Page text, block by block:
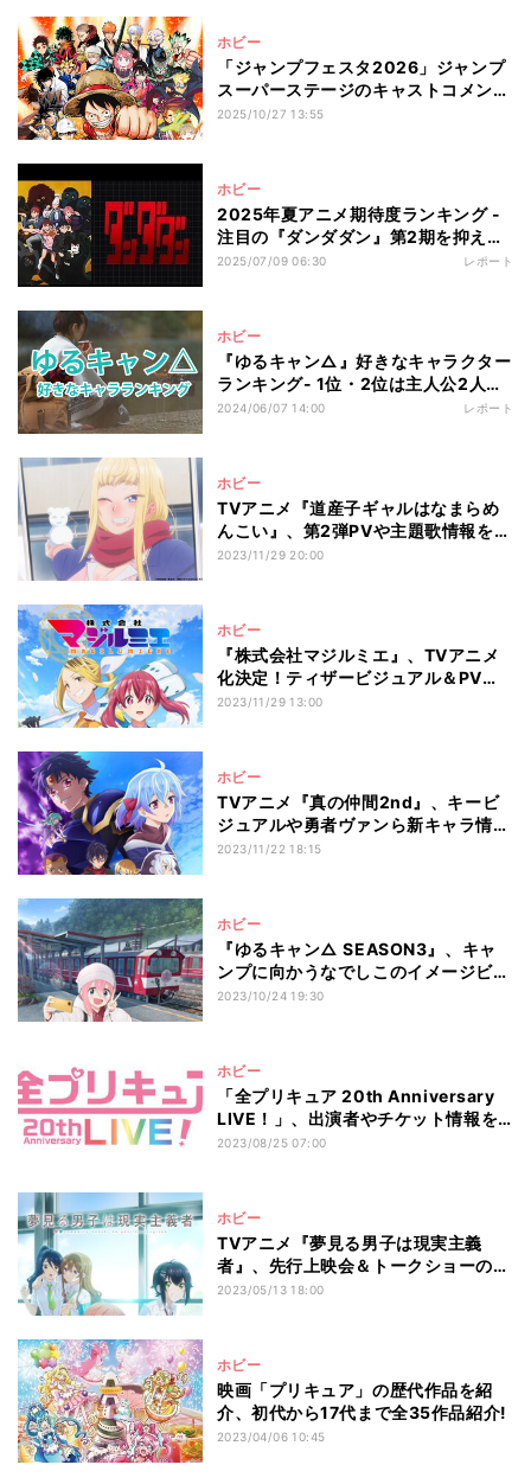
ホビー
「ジャンプフェスタ2026」ジャンプ
スーパーステージのキャストコメント
を発表!
2025/10/27 13:55
ホビー
2025年夏アニメ期待度ランキング -
注目の『ダンダダン』第2期を抑え、
1位に選ばれたのは?
2025/07/09 06:30 レポート
ホビー
『ゆるキャン△』好きなキャラクター
ランキング- 1位・2位は主人公2人が
ランクイン、3位は?
2024/06/07 14:00 レポート
ホビー
TVアニメ『道産子ギャルはなまらめ
んこい』、第2弾PVや主題歌情報を公
開
2023/11/29 20:00
ホビー
『株式会社マジルミエ』、TVアニメ
化決定！ティザービジュアル＆PVを
公開
2023/11/29 13:00
ホビー
TVアニメ『真の仲間2nd』、キービ
ジュアルや勇者ヴァンら新キャラ情報
公開
2023/11/22 18:15
ホビー
『ゆるキャン△ SEASON3』、キャ
ンプに向かうなでしこのイメージビジ
ュアル
2023/10/24 19:30
ホビー
「全プリキュア 20th Anniversary
LIVE！」、出演者やチケット情報を
公開
2023/08/25 07:00
ホビー
TVアニメ『夢見る男子は現実主義
者』、先行上映会＆トークショーの開
催決定
2023/05/13 18:00
ホビー
映画「プリキュア」の歴代作品を紹
介、初代から17代まで全35作品紹介!
2023/04/06 10:45